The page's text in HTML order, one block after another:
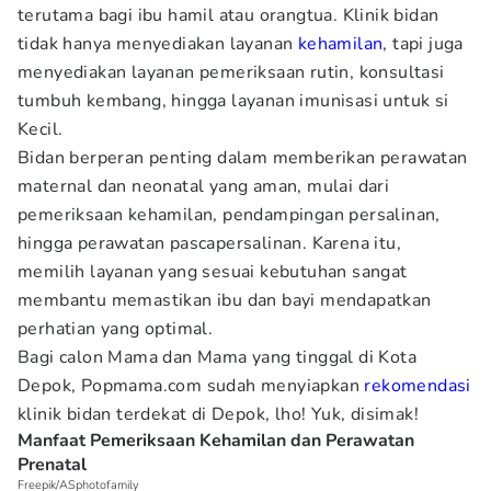
terutama bagi ibu hamil atau orangtua. Klinik bidan
tidak hanya menyediakan layanan kehamilan, tapi juga
menyediakan layanan pemeriksaan rutin, konsultasi
tumbuh kembang, hingga layanan imunisasi untuk si
Kecil.
Bidan berperan penting dalam memberikan perawatan
maternal dan neonatal yang aman, mulai dari
pemeriksaan kehamilan, pendampingan persalinan,
hingga perawatan pascapersalinan. Karena itu,
memilih layanan yang sesuai kebutuhan sangat
membantu memastikan ibu dan bayi mendapatkan
perhatian yang optimal.
Bagi calon Mama dan Mama yang tinggal di Kota
Depok, Popmama.com sudah menyiapkan rekomendasi
klinik bidan terdekat di Depok, lho! Yuk, disimak!
Manfaat Pemeriksaan Kehamilan dan Perawatan
Prenatal
Freepik/ASphotofamily